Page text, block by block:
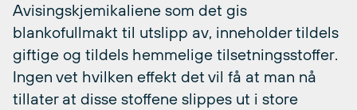
Avisingskjemikaliene som det gis
blankofullmakt til utslipp av, inneholder tildels
giftige og tildels hemmelige tilsetningsstoffer.
Ingen vet hvilken effekt det vil få at man nå
tillater at disse stoffene slippes ut i store